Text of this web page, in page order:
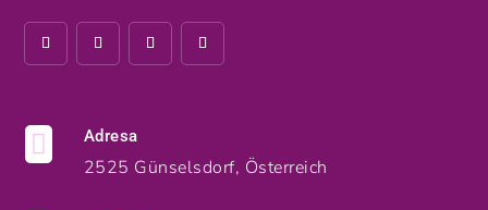
 Adresa
2525 Günselsdorf, Österreich